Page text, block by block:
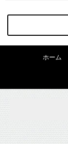
ホーム